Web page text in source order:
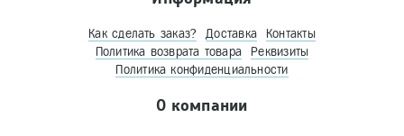
Как сделать заказ? Доставка
Контакты
Политика возврата товара
Реквизиты
Политика конфиденциальности
О компании